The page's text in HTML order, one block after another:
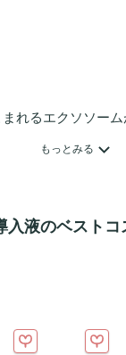
れるエクソソー
もっとみる
入液のベストコ